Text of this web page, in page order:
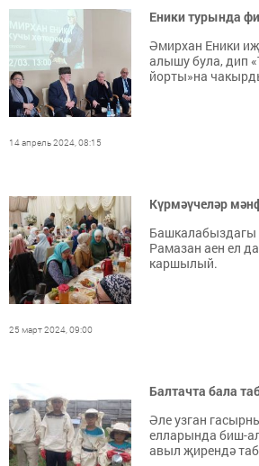
Еники турында
Әмирхан Еники
алышу була, дип
йорты»на
14 апрель 2024, 08:15
Күрмәүчеләр
Башкалабыздагы
Рамазан аен ел
каршылый.
25 март 2024, 09:00
Балтачта бала
Әле узган
елларында биш-
авыл җирендә